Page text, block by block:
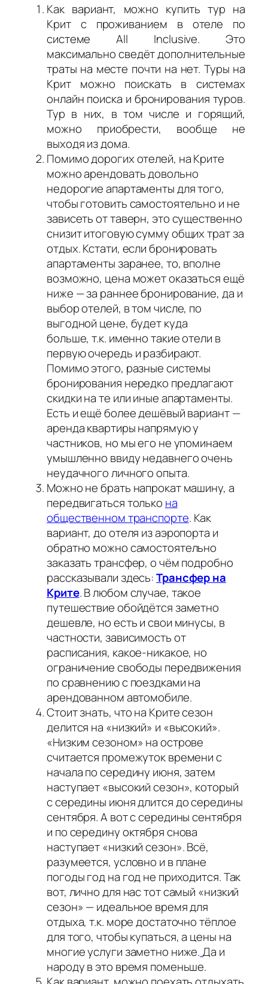
Как вариант, можно купить тур на
Крит с проживанием в отеле по
системе All Inclusive. Это
максимально сведёт дополнительные
траты на месте почти на нет. Туры на
Крит можно поискать в системах
онлайн поиска и бронирования туров.
Тур в них, в том числе и горящий,
можно приобрести, вообще не
выходя из дома.
Помимо дорогих отелей, на Крите
можно арендовать довольно
недорогие апартаменты для того,
чтобы готовить самостоятельно и не
зависеть от таверн, это существенно
снизит итоговую сумму общих трат за
отдых. Кстати, если бронировать
апартаменты заранее, то, вполне
возможно, цена может оказаться ещё
ниже — за раннее бронирование, да и
выбор отелей, в том числе, по
выгодной цене, будет куда
больше, т.к. именно такие отели в
первую очередь и разбирают.
Помимо этого, разные системы
бронирования нередко предлагают
скидки на те или иные апартаменты.
Есть и ещё более дешёвый вариант —
аренда квартиры напрямую у
частников, но мы его не упоминаем
умышленно ввиду недавнего очень
неудачного личного опыта.
Можно не брать напрокат машину, а
передвигаться только на
общественном транспорте. Как
вариант, до отеля из аэропорта и
обратно можно самостоятельно
заказать трансфер, о чём подробно
рассказывали здесь:Трансфер на
Крите. В любом случае, такое
путешествие обойдётся заметно
дешевле, но есть и свои минусы, в
частности, зависимость от
расписания, какое-никакое, но
ограничение свободы передвижения
по сравнению с поездками на
арендованном автомобиле.
Стоит знать, что на Крите сезон
делится на «низкий» и «высокий».
«Низким сезоном» на острове
считается промежуток времени с
начала по середину июня, затем
наступает «высокий сезон», который
с середины июня длится до середины
сентября. А вот с середины сентября
и по середину октября снова
наступает «низкий сезон». Всё,
разумеется, условно и в плане
погоды год на год не приходится. Так
вот, лично для нас тот самый «низкий
сезон» — идеальное время для
отдыха, т.к. море достаточно тёплое
для того, чтобы купаться, а цены на
многие услуги заметно ниже. Да и
народу в это время поменьше.